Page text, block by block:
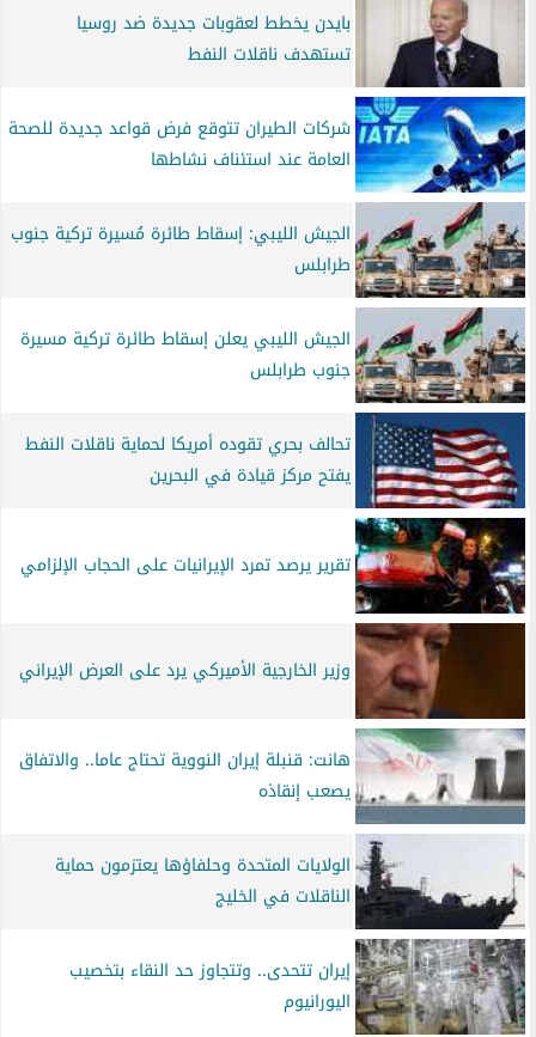
بايدن يخطط لعقوبات جديدة ضد روسيا
تستهدف ناقلات النفط
شركات الطيران تتوقع فرض قواعد جديدة للصحة
العامة عند استئناف نشاطها
الجيش الليبي: إسقاط طائرة مُسيرة تركية جنوب
طرابلس
الجيش الليبي يعلن إسقاط طائرة تركية مسيرة
جنوب طرابلس
تحالف بحري تقوده أمريكا لحماية ناقلات النفط
يفتح مركز قيادة في البحرين
تقرير يرصد تمرد الإيرانيات على الحجاب الإلزامي
وزير الخارجية الأميركي يرد على العرض الإيراني
هانت: قنبلة إيران النووية تحتاج عاما.. والاتفاق
يصعب إنقاذه
الولايات المتحدة وحلفاؤها يعتزمون حماية
الناقلات في الخليج
إيران تتحدى.. وتتجاوز حد النقاء بتخصيب
اليورانيوم